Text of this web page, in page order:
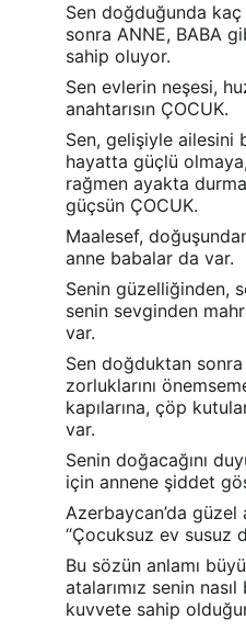
Sen doğduğunda
sonra ANNE, BABA
sahip oluyor.
Sen evlerin neşesi,
anahtarısın ÇOCUK.
Sen, gelişiyle ailesini
hayatta güçlü
rağmen ayakta
güçsün ÇOCUK.
Maalesef,
anne babalar da var.
Senin güzelliğinden,
senin sevginden
var.
Sen doğduktan sonra
zorluklarını
kapılarına, çöp
var.
Senin doğacağını
için annene şiddet
Azerbaycan’da
“Çocuksuz ev susuz
Bu sözün anlamı
atalarımız senin
kuvvete sahip